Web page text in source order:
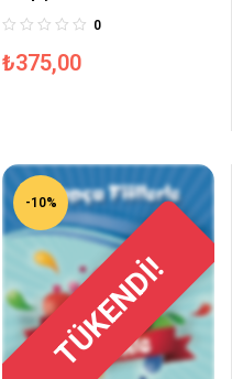
0
₺375,00
-10%
TÜKENDİ!